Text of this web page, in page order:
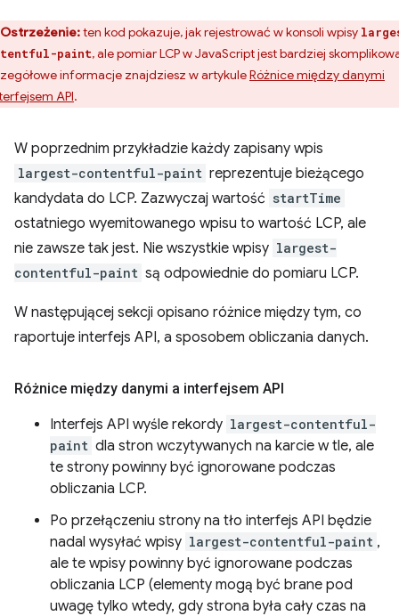
Ostrzeżenie:ten kod pokazuje, jak rejestrować w konsoli wpisy
paint, ale pomiar LCP w JavaScript jest bardziej
informacje znajdziesz w artykuleRóżnice między danymi
API.
W poprzednim przykładzie każdy zapisany wpis
largest-contentful-paint reprezentuje bieżącego
kandydata do LCP. Zazwyczaj wartość startTime
ostatniego wyemitowanego wpisu to wartość LCP, ale
nie zawsze tak jest. Nie wszystkie wpisy largest-
contentful-paint są odpowiednie do pomiaru LCP.
W następującej sekcji opisano różnice między tym, co
raportuje interfejs API, a sposobem obliczania danych.
Różnice między danymi a interfejsem API
Interfejs API wyśle rekordy largest-contentful-
paint dla stron wczytywanych na karcie w tle, ale
te strony powinny być ignorowane podczas
obliczania LCP.
Po przełączeniu strony na tło interfejs API będzie
nadal wysyłać wpisy largest-contentful-paint ,
ale te wpisy powinny być ignorowane podczas
obliczania LCP (elementy mogą być brane pod
uwagę tylko wtedy, gdy strona była cały czas na